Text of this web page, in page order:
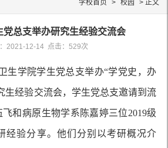
学校首页 > 校园 > 正文
党总支举办研究生经验交流会
2021-12-14 点击： 529次
生学院学生党总支举办“学党史，办
生经验交流会，学生党总支邀请到流
和病原生物学系陈嘉婷三位2019级
经验分享。他们分别以考研概况介